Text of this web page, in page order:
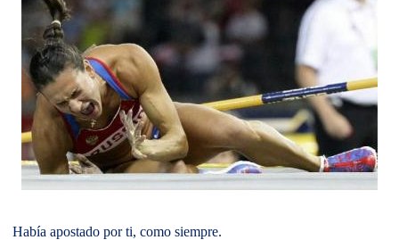
Había apostado por ti, como siempre.